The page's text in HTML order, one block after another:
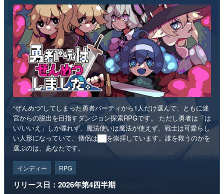
“ぜんめつ”してしまった勇者パーティから1人だけ選んで、ともに迷
宮からの脱出を目指すダンジョン探索RPGです。 ただし勇者は「は
い/いいえ」しか喋れず、魔法使いは魔法が使えず、戦士は可愛らし
い人形になっていて、僧侶は██を崇拝しています。誰を救うのかを
選ぶのは、あなたです。
インディー RPG
リリース日：2026年第4四半期